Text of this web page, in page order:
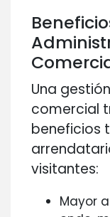
Una
comercial
beneficios
visitantes:
Mayor